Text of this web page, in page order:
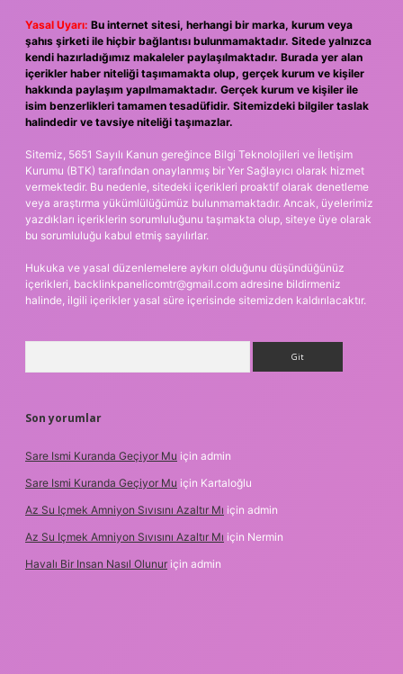
Yasal Uyarı: Bu internet sitesi, herhangi bir marka, kurum veya
şahıs şirketi ile hiçbir bağlantısı bulunmamaktadır. Sitede yalnızca
kendi hazırladığımız makaleler paylaşılmaktadır. Burada yer alan
içerikler haber niteliği taşımamakta olup, gerçek kurum ve kişiler
hakkında paylaşım yapılmamaktadır. Gerçek kurum ve kişiler ile
isim benzerlikleri tamamen tesadüfidir. Sitemizdeki bilgiler taslak
halindedir ve tavsiye niteliği taşımazlar.
Sitemiz, 5651 Sayılı Kanun gereğince Bilgi Teknolojileri ve İletişim
Kurumu (BTK) tarafından onaylanmış bir Yer Sağlayıcı olarak hizmet
vermektedir. Bu nedenle, sitedeki içerikleri proaktif olarak denetleme
veya araştırma yükümlülüğümüz bulunmamaktadır. Ancak, üyelerimiz
yazdıkları içeriklerin sorumluluğunu taşımakta olup, siteye üye olarak
bu sorumluluğu kabul etmiş sayılırlar.
Hukuka ve yasal düzenlemelere aykırı olduğunu düşündüğünüz
içerikleri, backlinkpanelicomtr@gmail.com adresine bildirmeniz
halinde, ilgili içerikler yasal süre içerisinde sitemizden kaldırılacaktır.
Son yorumlar
Sare Ismi Kuranda Geçiyor Mu için admin
Sare Ismi Kuranda Geçiyor Mu için Kartaloğlu
Az Su Içmek Amniyon Sıvısını Azaltır Mı için admin
Az Su Içmek Amniyon Sıvısını Azaltır Mı için Nermin
Havalı Bir Insan Nasıl Olunur için admin